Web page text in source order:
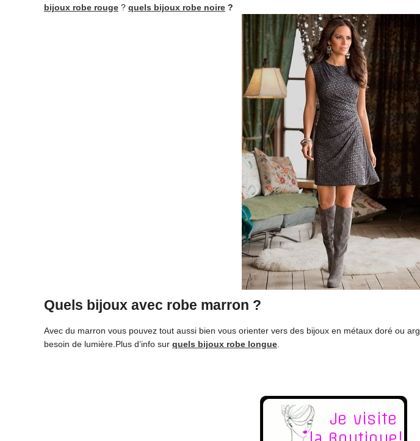
bijoux robe rouge ? quels bijoux robe noire ?
Quels bijoux avec robe marron ?
Avec du marron vous pouvez tout aussi bien vous orienter vers des bijoux en métaux doré ou
besoin de lumière.Plus d’info sur quels bijoux robe longue.